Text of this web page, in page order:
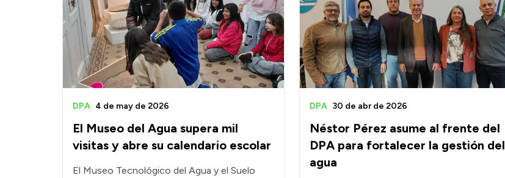
El Museo del Agua supera mil
visitas y abre su calendario escolar
DPA 4 de may de 2026
El Museo Tecnológico del Agua y el Suelo
Néstor Pérez asume al frente del
DPA para fortalecer la gestión del
agua
DPA 30 de abr de 2026